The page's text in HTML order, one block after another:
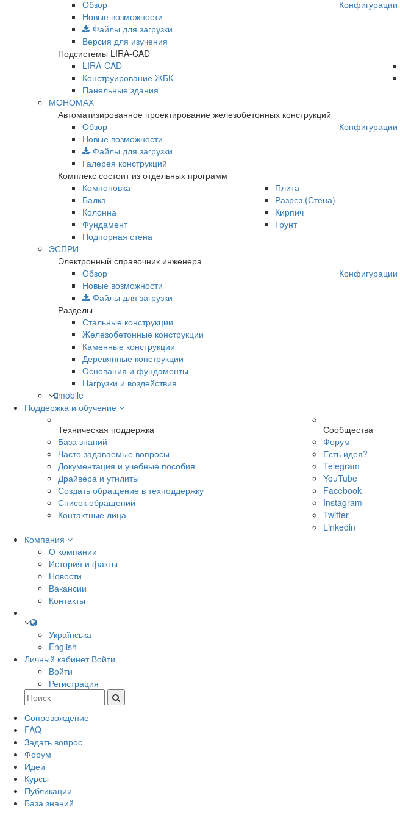
Обзор
Новые возможности
Файлы для загрузки
Версия для изучения
Подсистемы LIRA-CAD
LIRA-CAD
Конструирование ЖБК
Панельные здания
МОНОМАХ
Автоматизированное проектирование железобетонных конструкций
Обзор
Новые возможности
Файлы для загрузки
Галерея конструкций
Комплекс состоит из отдельных программ
Компоновка
Балка
Колонна
Фундамент
Подпорная стена
Плита
Разрез (Стена)
Кирпич
Грунт
ЭСПРИ
Электронный справочник инженера
Обзор
Новые возможности
Файлы для загрузки
Разделы
Стальные конструкции
Железобетонные конструкции
Каменные конструкции
Деревянные конструкции
Основания и фундаменты
Нагрузки и воздействия
mobile
Поддержка и обучение
Техническая поддержка
База знаний
Часто задаваемые вопросы
Документация и учебные пособия
Драйвера и утилиты
Создать обращение в техподдержку
Список обращений
Контактные лица
Сообщества
Форум
Есть идея?
Telegram
YouTube
Facebook
Instagram
Twitter
Linkedin
Компания
О компании
История и факты
Новости
Вакансии
Контакты
Українська
English
Личный кабинет Войти
Войти
Регистрация
Сопровождение
FAQ
Задать вопрос
Форум
Идеи
Курсы
Публикации
База знаний